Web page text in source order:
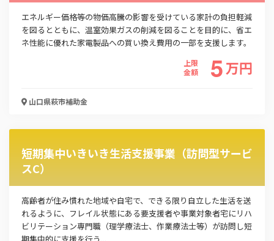
エネルギー価格等の物価高騰の影響を受けている家計の負担軽減
を図るとともに、温室効果ガスの削減を図ることを目的に、省エ
ネ性能に優れた家電製品への買い換え費用の一部を支援します。
上限
金額
5万円
山口県萩市補助金
短期集中いきいき生活支援事業（訪問型サービ
スC）
高齢者が住み慣れた地域や自宅で、できる限り自立した生活を送
れるように、フレイル状態にある要支援者や事業対象者宅にリハ
ビリテーション専門職（理学療法士、作業療法士等）が訪問し短
期集中的に支援を行う...